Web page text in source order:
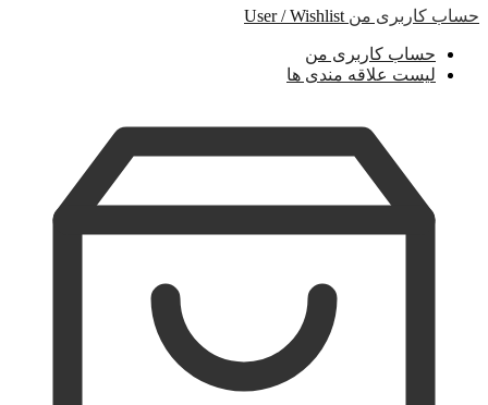
حساب کاربری من User / Wishlist
حساب کاربری من
لیست علاقه مندی ها